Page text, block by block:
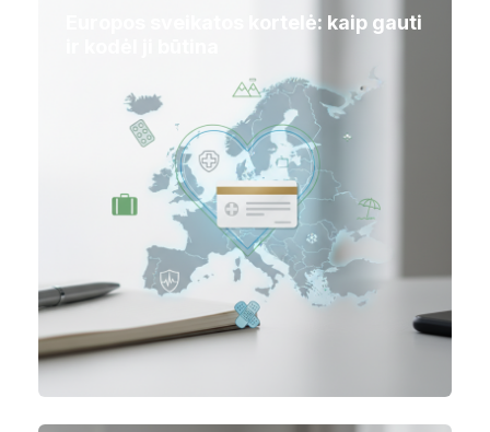
Europos sveikatos kortelė: kaip gauti